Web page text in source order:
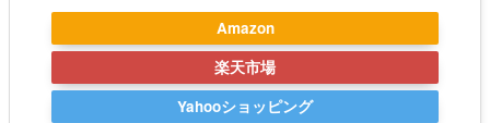
Amazon
楽天市場
Yahooショッピング